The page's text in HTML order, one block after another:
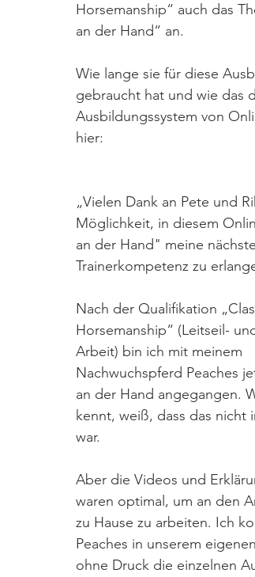
Horsemanship“ auch das
an der Hand“ an.
Wie lange sie für diese
gebraucht hat und wie das
Ausbildungssystem von
hier:
„Vielen Dank an Pete und
Möglichkeit, in diesem
an der Hand" meine nächste
Trainerkompetenz zu
Nach der Qualifikation
Horsemanship“ (Leitseil-
Arbeit) bin ich mit meinem
Nachwuchspferd Peaches
an der Hand angegangen.
kennt, weiß, dass das nicht
war.
Aber die Videos und
waren optimal, um an den
zu Hause zu arbeiten. Ich
Peaches in unserem
ohne Druck die einzelnen